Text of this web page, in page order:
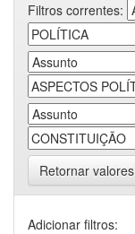
Filtros correntes:
Retornar valores
Adicionar filtros: